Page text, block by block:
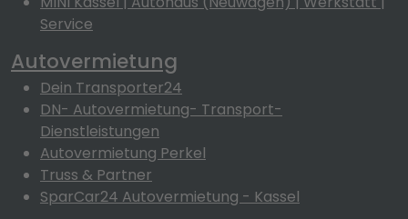
Service
Autovermietung
Dein Transporter24
DN- Autovermietung- Transport-
Dienstleistungen
Autovermietung Perkel
Truss & Partner
SparCar24 Autovermietung - Kassel